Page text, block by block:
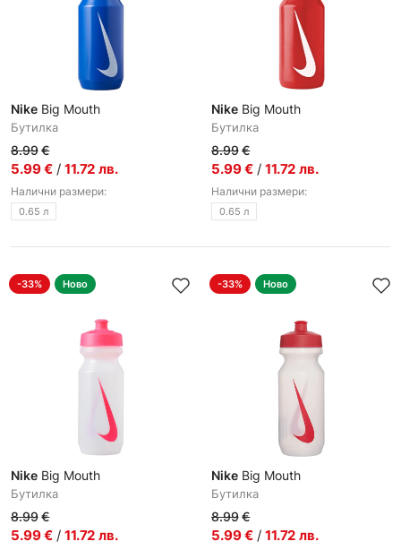
Nike Big Mouth
Бутилкa
8.99 €
5.99 € / 11.72 лв.
Налични размери:
0.65 л
Nike Big Mouth
Бутилкa
8.99 €
5.99 € / 11.72 лв.
Налични размери:
0.65 л
-33% Ново
Nike Big Mouth
Бутилкa
8.99 €
5.99 € / 11.72 лв.
-33% Ново
Nike Big Mouth
Бутилкa
8.99 €
5.99 € / 11.72 лв.